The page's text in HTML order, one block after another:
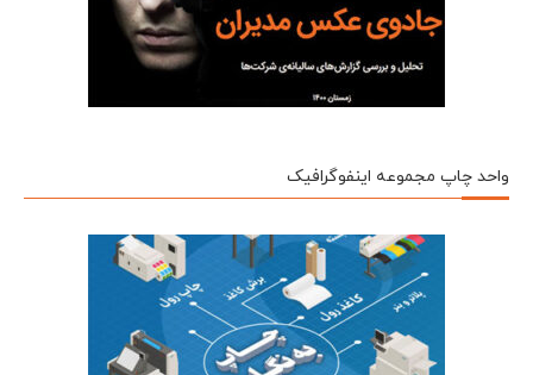
واحد چاپ مجموعه اینفوگرافیک